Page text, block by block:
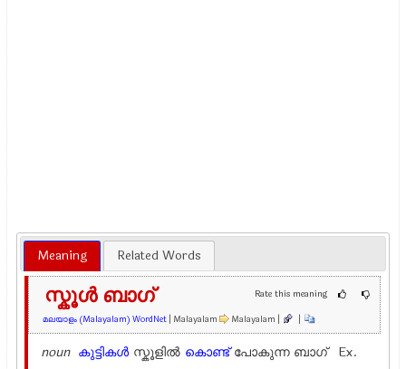
Meaning Related Words
Rate this meaning
സ്കൂള്‍ ബാഗ്
മലയാളം (Malayalam) WordNet | Malayalam Malayalam | |
noun കുട്ടികള്‍ സ്കൂളില്‍ കൊണ്ട്പോകുന്ന ബാഗ് Ex.